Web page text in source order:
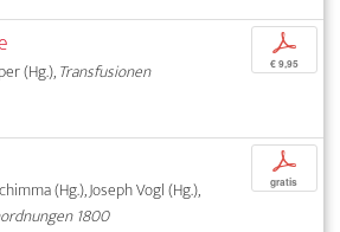
(Hg.),Transfusionen
p
€ 9,95
(Hg.), Joseph Vogl (Hg.),
1800
p
gratis